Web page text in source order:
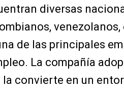
diversas
de las principales
La compañía
la convierte en un